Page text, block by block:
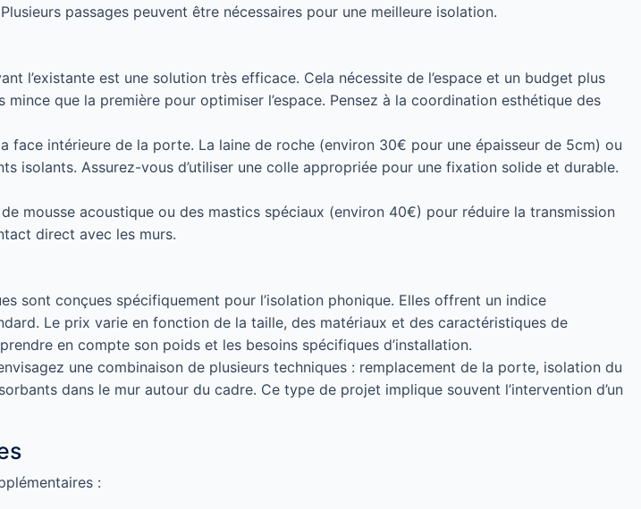
passages peuvent être nécessaires pour une meilleure isolation.
l’existante est une solution très efficace. Cela nécessite de l’espace et un budget plus
que la première pour optimiser l’espace. Pensez à la coordination esthétique des
face intérieure de la porte. La laine de roche (environ 30€ pour une épaisseur de 5cm) ou
isolants. Assurez-vous d’utiliser une colle appropriée pour une fixation solide et durable.
mousse acoustique ou des mastics spéciaux (environ 40€) pour réduire la transmission
direct avec les murs.
sont conçues spécifiquement pour l’isolation phonique. Elles offrent un indice
Le prix varie en fonction de la taille, des matériaux et des caractéristiques de
en compte son poids et les besoins spécifiques d’installation.
une combinaison de plusieurs techniques : remplacement de la porte, isolation du
dans le mur autour du cadre. Ce type de projet implique souvent l’intervention d’un
: